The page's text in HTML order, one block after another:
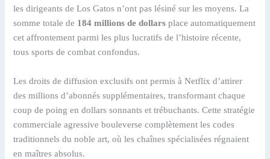
les dirigeants de Los Gatos n’ont pas lésiné sur les moyens. La
somme totale de 184 millions de dollars place automatiquement
cet affrontement parmi les plus lucratifs de l’histoire récente,
tous sports de combat confondus.
Les droits de diffusion exclusifs ont permis à Netflix d’attirer
des millions d’abonnés supplémentaires, transformant chaque
coup de poing en dollars sonnants et trébuchants. Cette stratégie
commerciale agressive bouleverse complètement les codes
traditionnels du noble art, où les chaînes spécialisées régnaient
en maîtres absolus.